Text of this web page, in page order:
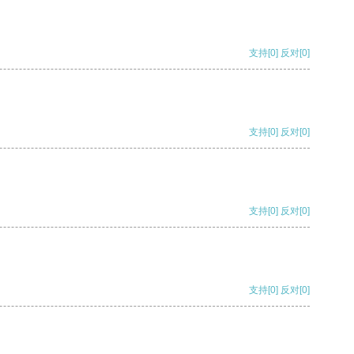
支持[0] 反对[0]
支持[0] 反对[0]
支持[0] 反对[0]
支持[0] 反对[0]